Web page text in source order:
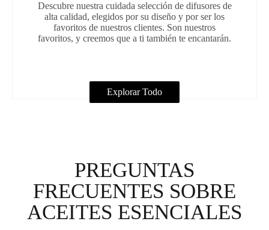
Descubre nuestra cuidada selección de difusores de
alta calidad, elegidos por su diseño y por ser los
favoritos de nuestros clientes. Son nuestros
favoritos, y creemos que a ti también te encantarán.
Explorar Todo
PREGUNTAS
FRECUENTES SOBRE
ACEITES ESENCIALES